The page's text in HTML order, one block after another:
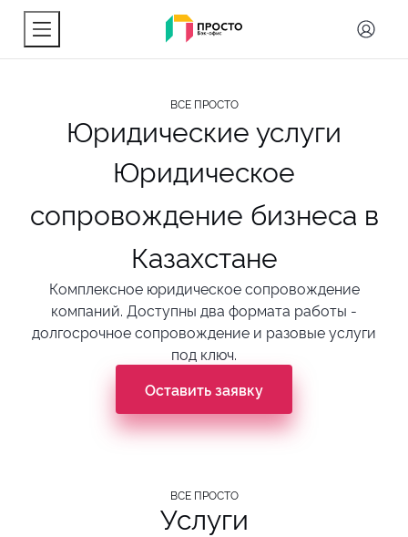
КОНТАКТЫ
ВСЕ ПРОСТО
Юридические услуги
Юридическое
сопровождение бизнеса в
Казахстане
Комплексное юридическое сопровождение
компаний. Доступны два формата работы -
долгосрочное сопровождение и разовые услуги
под ключ.
Оставить заявку
ВСЕ ПРОСТО
Услуги